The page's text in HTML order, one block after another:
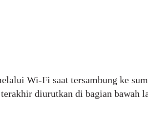
Wi-Fi saat tersambung ke
diurutkan di bagian bawah